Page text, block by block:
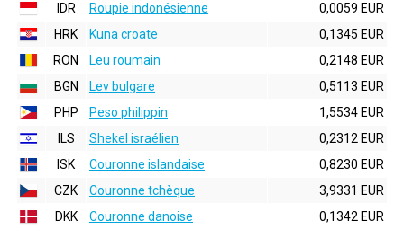
IDR
Roupie indonésienne
0,0059 EUR
HRK
Kuna croate
0,1345 EUR
RON
Leu roumain
0,2148 EUR
BGN
Lev bulgare
0,5113 EUR
PHP
Peso philippin
1,5534 EUR
ILS
Shekel israélien
0,2312 EUR
ISK
Couronne islandaise
0,8230 EUR
CZK
Couronne tchèque
3,9331 EUR
DKK
Couronne danoise 0,1342 EUR